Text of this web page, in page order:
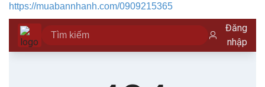
https://muabannhanh.com/0909215365